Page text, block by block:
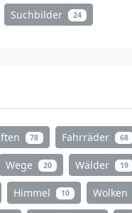
Suchbilder 24
78 Fahrräder 68
Wege 20 Wälder 19
Himmel 10 Wolken